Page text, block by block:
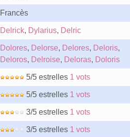
Francès
Delrick, Dylarius, Delric
Dolores, Delorse, Delores, Deloris,
Deloros, Delroise, Deloras, Doloris
5/5 estrelles 1 vots
5/5 estrelles 1 vots
3/5 estrelles 1 vots
3/5 estrelles 1 vots